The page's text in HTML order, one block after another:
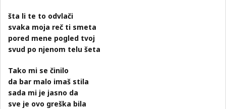
šta li te to odvlači
svaka moja reč ti smeta
pored mene pogled tvoj
svud po njenom telu šeta
Tako mi se činilo
da bar malo imaš stila
sada mi je jasno da
sve je ovo greška bila